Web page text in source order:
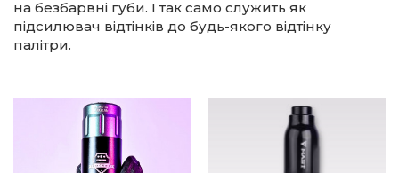
на безбарвні губи. І так само служить як
підсилювач відтінків до будь-якого відтінку
палітри.